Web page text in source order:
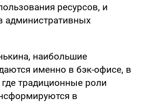
ресурсов, и
административных
наибольшие
именно в бэк-офисе, в
где традиционные роли
в